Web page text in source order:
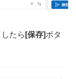
たら [保存]ボタ